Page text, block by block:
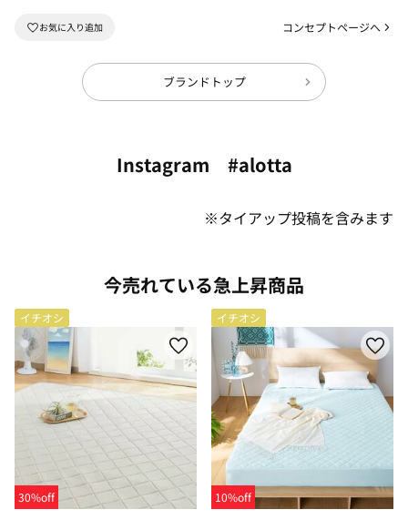
コンセプトページへ
ブランドトップ
Instagram #alotta
※タイアップ投稿を含みます
今売れている急上昇商品
イチオシ
30%off
イチオシ
10%off